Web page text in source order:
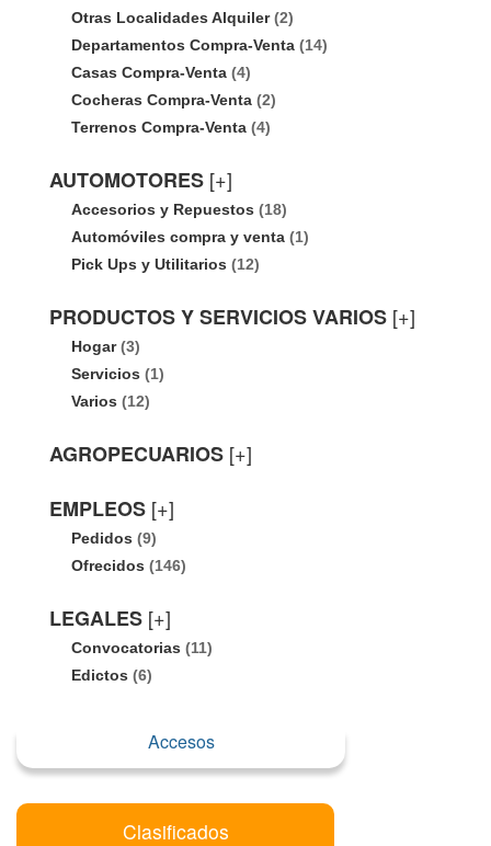
Otras Localidades Alquiler(2)
Departamentos Compra-Venta (14)
Casas Compra-Venta (4)
Cocheras Compra-Venta (2)
Terrenos Compra-Venta (4)
AUTOMOTORES [+]
Accesorios y Repuestos (18)
Automóviles compra y venta (1)
Pick Ups y Utilitarios (12)
PRODUCTOS Y SERVICIOS VARIOS [+]
Hogar(3)
Servicios (1)
Varios (12)
AGROPECUARIOS [+]
EMPLEOS [+]
Pedidos (9)
Ofrecidos (146)
LEGALES [+]
Convocatorias (11)
Edictos (6)
Accesos
Clasificados